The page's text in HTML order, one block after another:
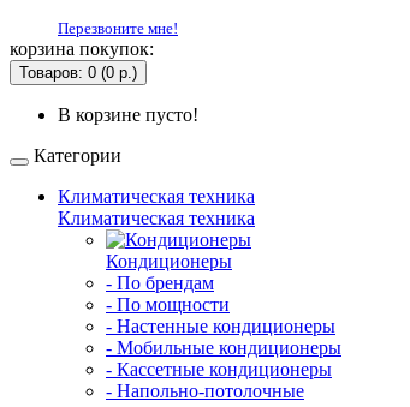
Перезвоните мне!
корзина покупок:
Товаров: 0 (0 р.)
В корзине пусто!
Категории
Климатическая техника
Климатическая техника
Кондиционеры
- По брендам
- По мощности
- Настенные кондиционеры
- Мобильные кондиционеры
- Кассетные кондиционеры
- Напольно-потолочные